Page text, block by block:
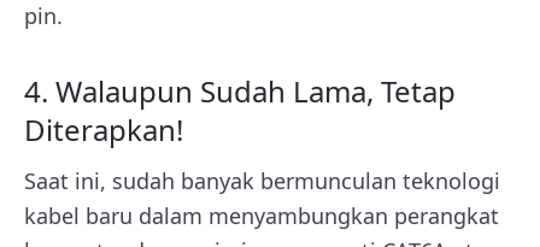
pin.
4. Walaupun Sudah Lama, Tetap
Diterapkan!
Saat ini, sudah banyak bermunculan teknologi
kabel baru dalam menyambungkan perangkat